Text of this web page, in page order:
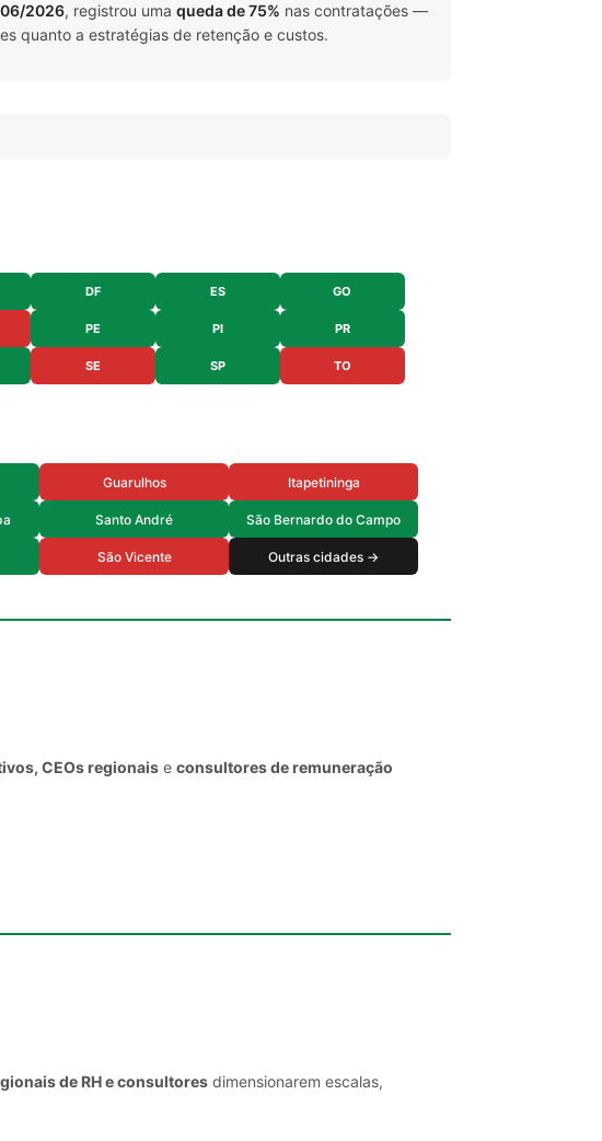
2026, registrou uma queda de 75% nas contratações —
quanto a estratégias de retenção e custos.
DF ES GO
PE PI PR
SE SP TO
Guarulhos Itapetininga
Santo André São Bernardo do Campo
São Vicente Outras cidades →
CEOs regionais e consultores de remuneração
de RH e consultores dimensionarem escalas,